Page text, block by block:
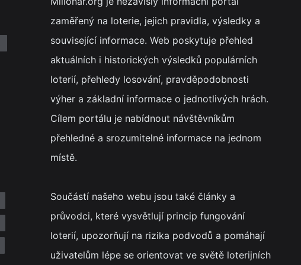
zaměřený na loterie, jejich pravidla, výsledky a
související informace. Web poskytuje přehled
aktuálních i historických výsledků populárních
loterií, přehledy losování, pravděpodobnosti
výher a základní informace o jednotlivých hrách.
Cílem portálu je nabídnout návštěvníkům
přehledné a srozumitelné informace na jednom
místě.
Součástí našeho webu jsou také články a
průvodci, které vysvětlují princip fungování
loterií, upozorňují na rizika podvodů a pomáhají
uživatelům lépe se orientovat ve světě loterijních